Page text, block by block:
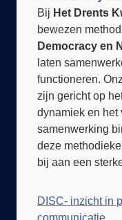
bewezen
Democracy en
laten
functioneren.
zijn gericht op
dynamiek en het
samenwerking
deze
bij aan een
communicatie